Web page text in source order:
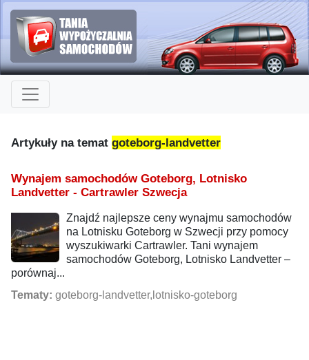
Artykuły na temat goteborg-landvetter
Wynajem samochodów Goteborg, Lotnisko
Landvetter - Cartrawler Szwecja
Znajdź najlepsze ceny wynajmu samochodów
na Lotnisku Goteborg w Szwecji przy pomocy
wyszukiwarki Cartrawler. Tani wynajem
samochodów Goteborg, Lotnisko Landvetter –
porównaj...
Tematy: goteborg-landvetter,lotnisko-goteborg